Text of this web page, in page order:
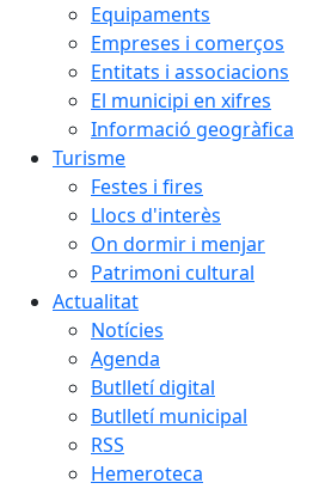
Equipaments
Empreses i comerços
Entitats i associacions
El municipi en xifres
Informació geogràfica
Turisme
Festes i fires
Llocs d'interès
On dormir i menjar
Patrimoni cultural
Actualitat
Notícies
Agenda
Butlletí digital
Butlletí municipal
RSS
Hemeroteca